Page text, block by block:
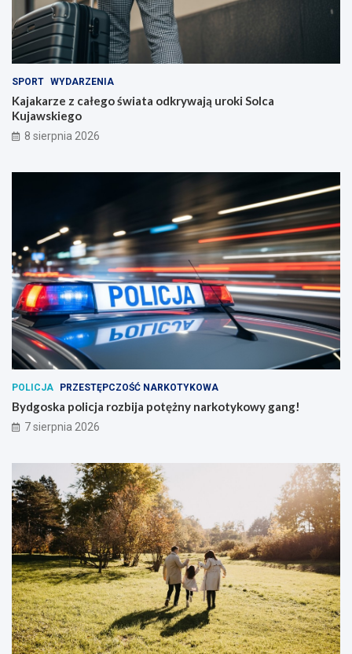
SPORT WYDARZENIA
Kajakarze z całego świata odkrywają uroki Solca
Kujawskiego
8 sierpnia 2026
POLICJA PRZESTĘPCZOŚĆ NARKOTYKOWA
Bydgoska policja rozbija potężny narkotykowy gang!
7 sierpnia 2026